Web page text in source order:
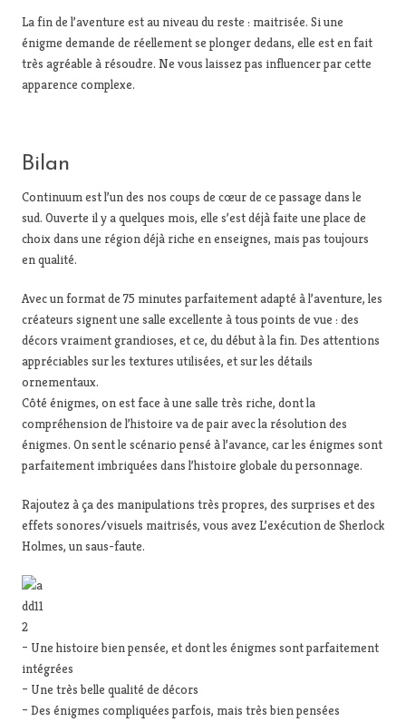
La fin de l’aventure est au niveau du reste : maitrisée. Si une
énigme demande de réellement se plonger dedans, elle est en fait
très agréable à résoudre. Ne vous laissez pas influencer par cette
apparence complexe.
Bilan
Continuum est l’un des nos coups de cœur de ce passage dans le
sud. Ouverte il y a quelques mois, elle s’est déjà faite une place de
choix dans une région déjà riche en enseignes, mais pas toujours
en qualité.
Avec un format de 75 minutes parfaitement adapté à l’aventure, les
créateurs signent une salle excellente à tous points de vue : des
décors vraiment grandioses, et ce, du début à la fin. Des attentions
appréciables sur les textures utilisées, et sur les détails
ornementaux.
Côté énigmes, on est face à une salle très riche, dont la
compréhension de l’histoire va de pair avec la résolution des
énigmes. On sent le scénario pensé à l’avance, car les énigmes sont
parfaitement imbriquées dans l’histoire globale du personnage.
Rajoutez à ça des manipulations très propres, des surprises et des
effets sonores/visuels maitrisés, vous avez L’exécution de Sherlock
Holmes, un saus-faute.
– Une histoire bien pensée, et dont les énigmes sont parfaitement
intégrées
– Une très belle qualité de décors
– Des énigmes compliquées parfois, mais très bien pensées